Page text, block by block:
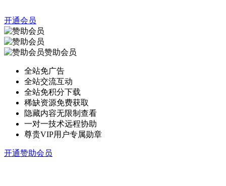
开通会员
赞助会员
全站免广告
全站交流互动
全站免积分下载
稀缺资源免费获取
隐藏内容无限制查看
一对一技术远程协助
尊贵VIP用户专属勋章
开通赞助会员